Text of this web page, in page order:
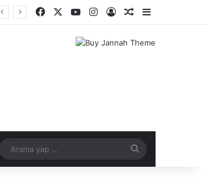
Facebook YouTubeInstagramKayıt OlRastgele Makale
Rastgele Makale
yap